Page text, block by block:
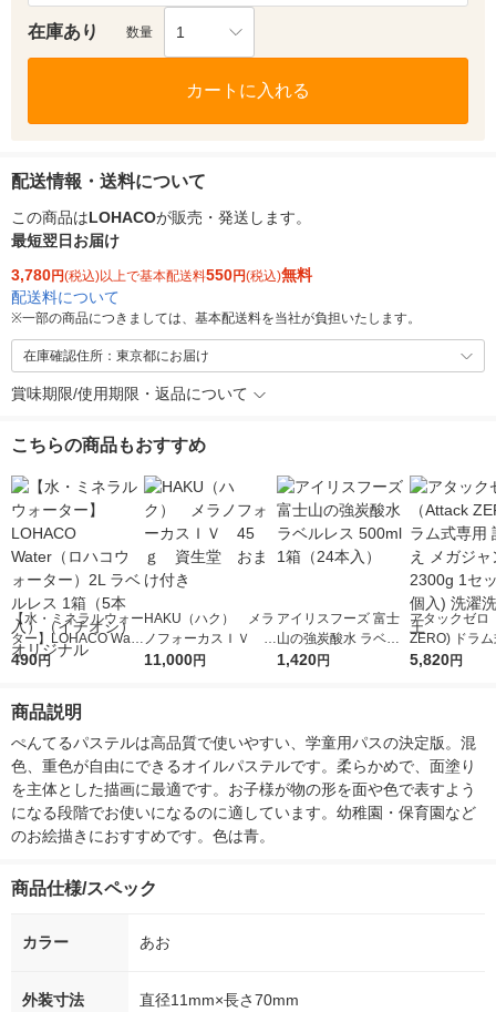
在庫あり 数量 1
カートに入れる
配送情報・送料について
この商品はLOHACOが販売・発送します。
最短翌日お届け
3,780円(税込)以上で基本配送料550円(税込)無料
配送料について
※一部の商品につきましては、基本配送料を当社が負担いたします。
在庫確認住所：東京都にお届け
賞味期限/使用期限・返品について
こちらの商品もおすすめ
【水・ミネラルウォー
ター】LOHACO Wate
r（ロハコウォータ
シ） オリジナル
490円
HAKU（ハク） メラ
ノフォーカスＩＶ 4
5ｇ 資生堂 おまけ
11,000円
アイリスフーズ 富士
山の強炭酸水 ラベル
レス 500ml 1箱（24
1,420円
アタックゼロ
ZERO) ドラ
詰め替え メガ
5,820円
商品説明
ぺんてるパステルは高品質で使いやすい、学童用パスの決定版。混
色、重色が自由にできるオイルパステルです。柔らかめで、面塗り
を主体とした描画に最適です。お子様が物の形を面や色で表すよう
になる段階でお使いになるのに適しています。幼稚園・保育園など
のお絵描きにおすすめです。色は青。
商品仕様/スペック
カラー あお
外装寸法 直径11mm×長さ70mm